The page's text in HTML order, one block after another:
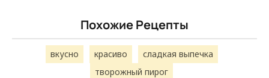
Похожие Рецепты
вкусно красиво
сладкая выпечка
творожный пирог